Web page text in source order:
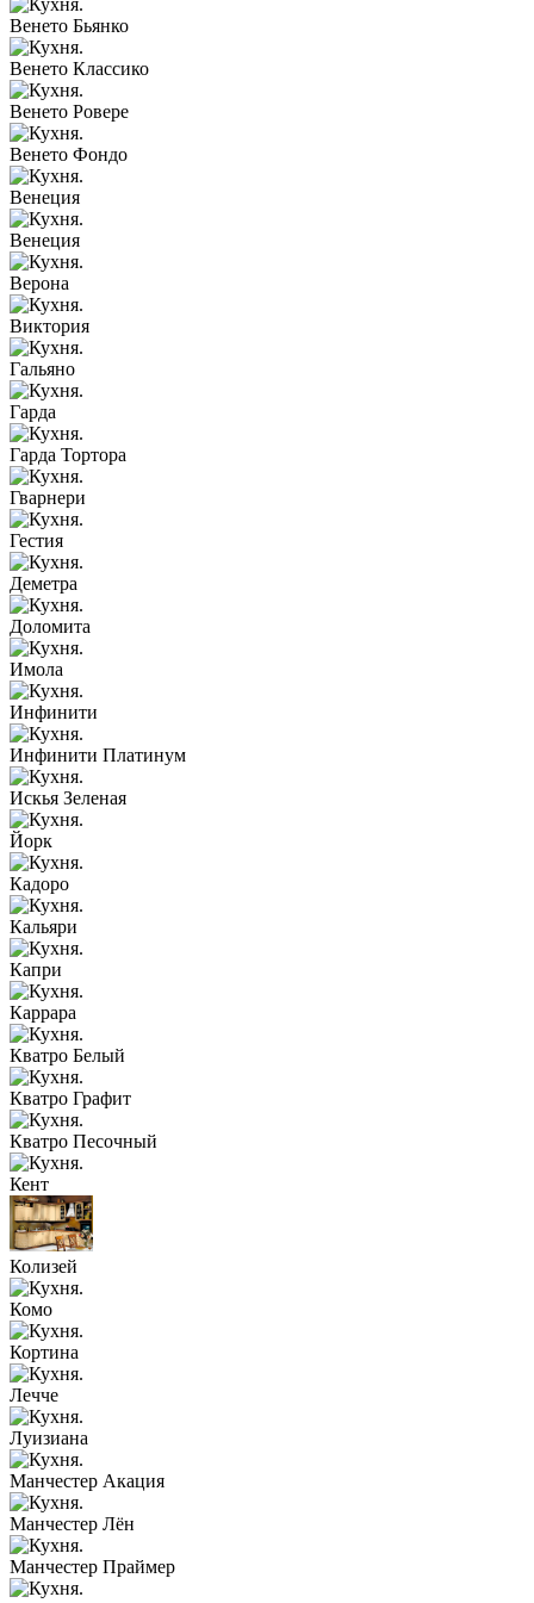
Венето Бьянко
Венето Классико
Венето Ровере
Венето Фондо
Венеция
Венеция
Верона
Виктория
Гальяно
Гарда
Гарда Тортора
Гварнери
Гестия
Деметра
Доломита
Имола
Инфинити
Инфинити Платинум
Искья Зеленая
Йорк
Кадоро
Кальяри
Капри
Каррара
Кватро Белый
Кватро Графит
Кватро Песочный
Кент
Колизей
Комо
Кортина
Лечче
Луизиана
Манчестер Акация
Манчестер Лён
Манчестер Праймер